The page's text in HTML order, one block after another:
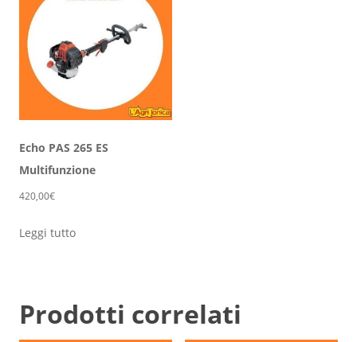
Echo PAS 265 ES
Multifunzione
420,00€
Leggi tutto
Prodotti correlati